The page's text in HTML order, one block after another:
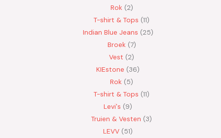
Rok 2
T-shirt & Tops 11
Indian Blue Jeans 25
Broek 7
Vest
2
KIEstone
36
Rok 5
T-shirt & Tops 11
Levi's
9
Truien & Vesten
3
LEVV 51